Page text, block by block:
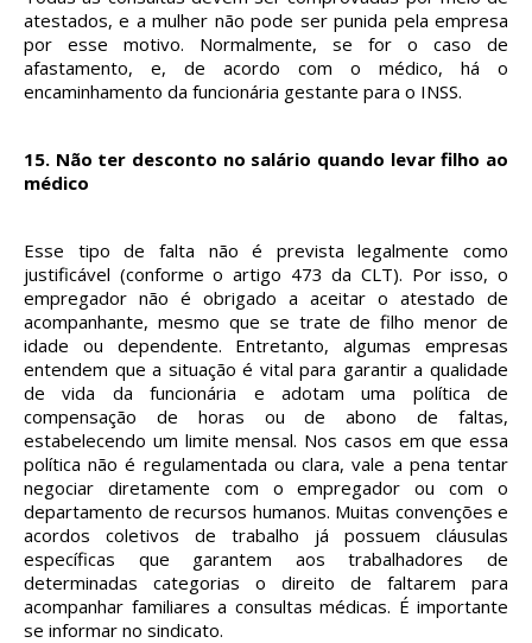
atestados, e a mulher não pode ser punida pela empresa
por esse motivo. Normalmente, se for o caso de
afastamento, e, de acordo com o médico, há o
encaminhamento da funcionária gestante para o INSS.
15. Não ter desconto no salário quando levar filho ao
médico
Esse tipo de falta não é prevista legalmente como
justificável (conforme o artigo 473 da CLT). Por isso, o
empregador não é obrigado a aceitar o atestado de
acompanhante, mesmo que se trate de filho menor de
idade ou dependente. Entretanto, algumas empresas
entendem que a situação é vital para garantir a qualidade
de vida da funcionária e adotam uma política de
compensação de horas ou de abono de faltas,
estabelecendo um limite mensal. Nos casos em que essa
política não é regulamentada ou clara, vale a pena tentar
negociar diretamente com o empregador ou com o
departamento de recursos humanos. Muitas convenções e
acordos coletivos de trabalho já possuem cláusulas
específicas que garantem aos trabalhadores de
determinadas categorias o direito de faltarem para
acompanhar familiares a consultas médicas. É importante
se informar no sindicato.